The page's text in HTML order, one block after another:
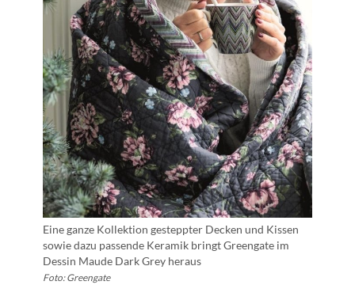
Eine ganze Kollektion gesteppter Decken und Kissen
sowie dazu passende Keramik bringt Greengate im
Dessin Maude Dark Grey heraus
Foto: Greengate